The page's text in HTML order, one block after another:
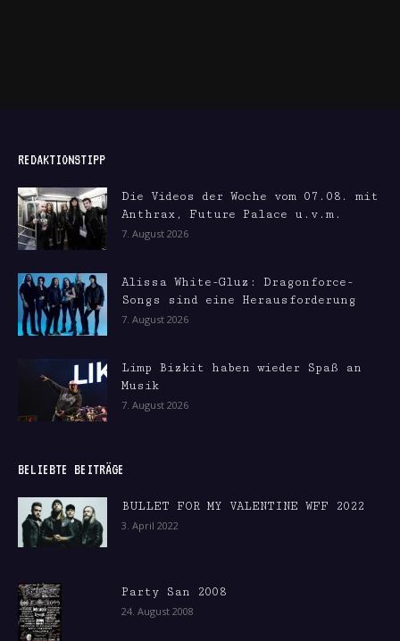
REDAKTIONSTIPP
Die Videos der Woche vom 07.08. mit
Anthrax, Future Palace u.v.m.
7. August 2026
Alissa White-Gluz: Dragonforce-
Songs sind eine Herausforderung
7. August 2026
Limp Bizkit haben wieder Spaß an
Musik
7. August 2026
BELIEBTE BEITRÄGE
BULLET FOR MY VALENTINE WFF 2022
3. April 2022
Party San 2008
24. August 2008